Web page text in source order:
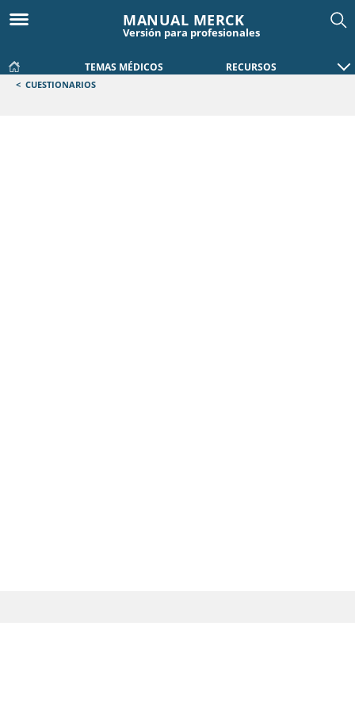
MANUAL MERCK
Versión para profesionales
TEMAS MÉDICOS RECURSOS
< CUESTIONARIOS